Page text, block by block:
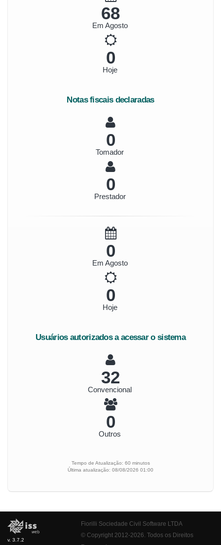
78
Em Agosto
0
Hoje
Notas fiscais declaradas
0
Tomador
0
Prestador
0
Em Agosto
0
Hoje
Usuários autorizados a acessar o sistema
35
Convencional
0
Outros
Tempo de Atualização: 60 minutos
Última atualização: 08/08/2026 01:00
v. 3.7.2
Fiorilli Sociedade Civil Software LTDA
© Copyright 2012-2026. Todos os Direitos